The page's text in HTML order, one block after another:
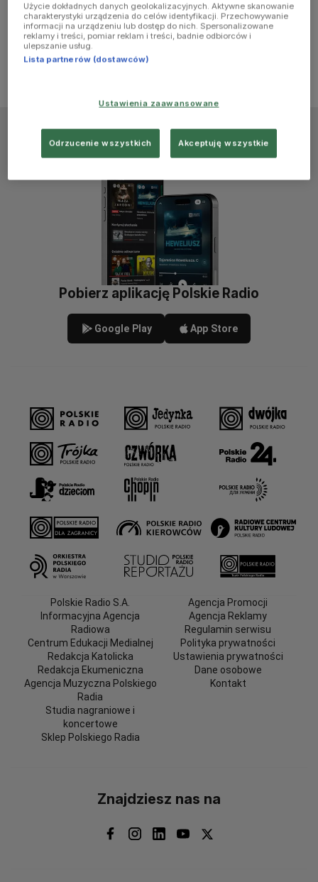
more
information)
Pobierz aplikację Polskie Radio
Google Play App Store
Polskie Radio S.A.
Informacyjna Agencja
Radiowa
Centrum Edukacji Medialnej
Redakcja Katolicka
Redakcja Ekumeniczna
Agencja Muzyczna Polskiego
Radia
Studia nagraniowe i
koncertowe
Sklep Polskiego Radia
Agencja Promocji
Agencja Reklamy
Regulamin serwisu
Polityka prywatności
Ustawienia prywatności
Dane osobowe
Kontakt
Znajdziesz nas na
Użycie dokładnych danych geolokalizacyjnych. Aktywne skanowanie
charakterystyki urządzenia do celów identyfikacji. Przechowywanie
informacji na urządzeniu lub dostęp do nich. Spersonalizowane
reklamy i treści, pomiar reklam i treści, badnie odbiorców i
ulepszanie usług.
Lista partnerów (dostawców)
Ustawienia zaawansowane
Odrzucenie wszystkich Akceptuję wszystkie